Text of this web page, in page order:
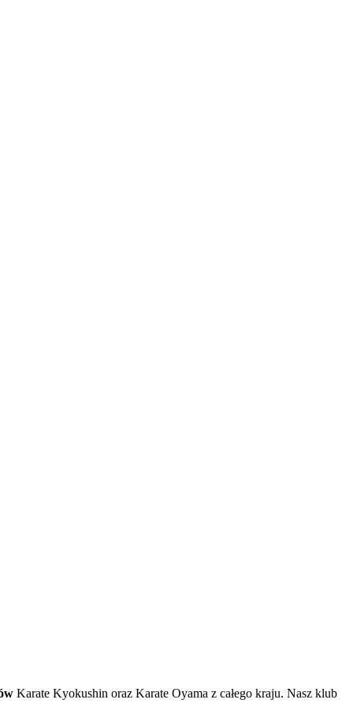
Karate Kyokushin oraz Karate Oyama z całego kraju. Nasz klub